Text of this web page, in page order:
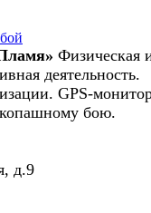
Физическая
деятельность.
GPS-
бою.
д.9